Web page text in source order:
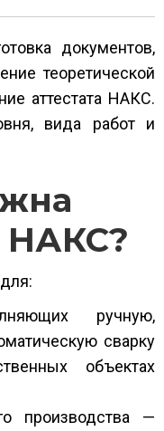
документов,
теоретической
аттестата НАКС.
вида работ и
НАКС?
ручную,
сварку
объектах
производства —